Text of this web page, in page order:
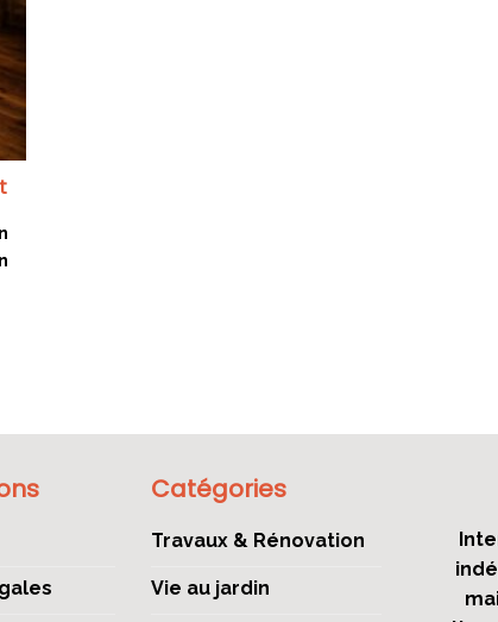
Catégories
Travaux & Rénovation
Vie au jardin